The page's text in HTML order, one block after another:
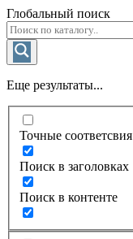
Глобальный поиск
Еще результаты...
Точные соответсвия
Поиск в заголовках
Поиск в контенте